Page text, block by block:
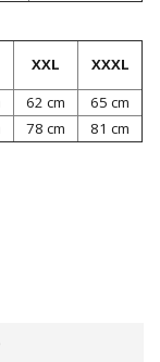
XXL
XXXL
62 cm
65 cm
78 cm 81 cm